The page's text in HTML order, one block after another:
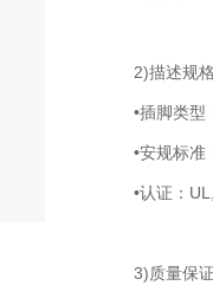
2)描述规
•插脚类型
•安规标准
•认证：
3)质量保